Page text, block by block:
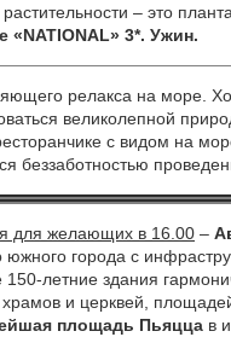
‒ это
«NATIONAL» 3*. Ужин.
релакса на море.
великолепной
с видом на
беззаботностью
для желающих в 16.00 –
южного города с
150-летние здания
и церквей,
площадь Пьяцца в